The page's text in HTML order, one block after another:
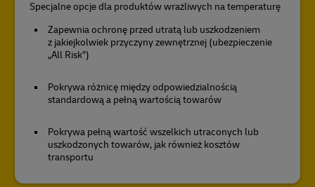
Specjalne opcje dla produktów wrażliwych na temperaturę
Zapewnia ochronę przed utratą lub uszkodzeniem
z jakiejkolwiek przyczyny zewnętrznej (ubezpieczenie
„All Risk”)
Pokrywa różnicę między odpowiedzialnością
standardową a pełną wartością towarów
Pokrywa pełną wartość wszelkich utraconych lub
uszkodzonych towarów, jak również kosztów
transportu